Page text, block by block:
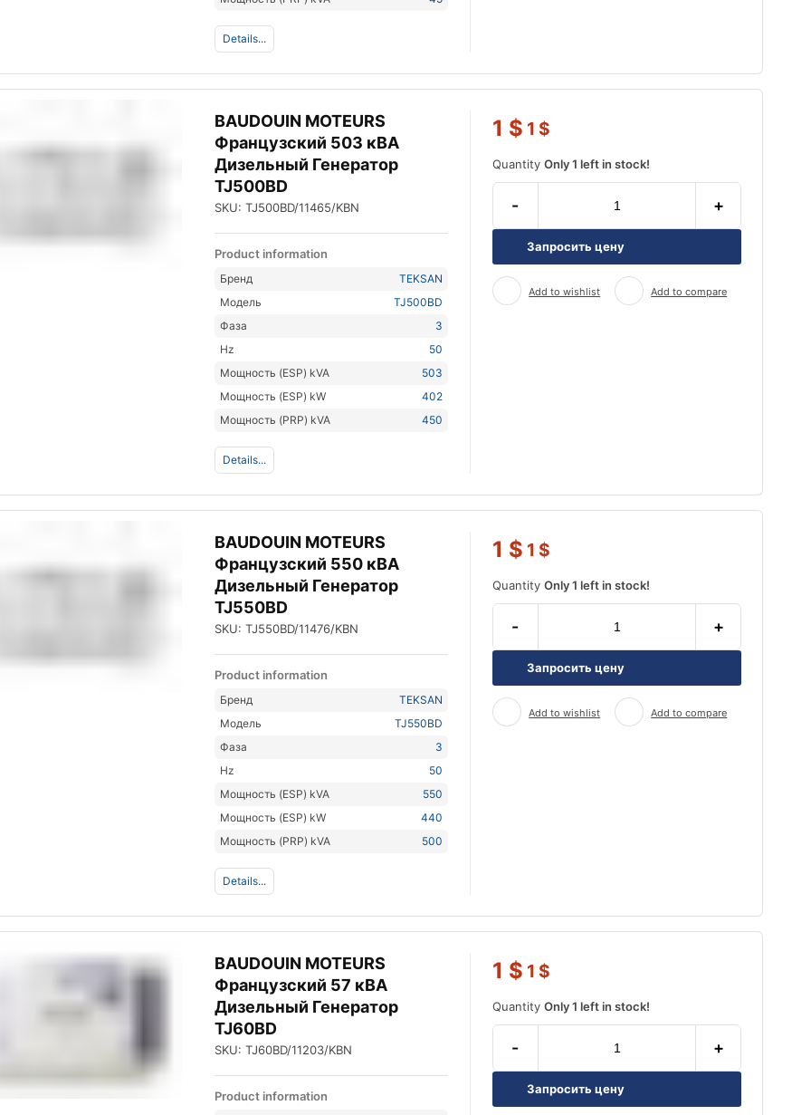
Details...
BAUDOUIN MOTEURS
Французский 503 кВА
Дизельный Генератор
TJ500BD
SKU: TJ500BD/11465/KBN
Product information
Бренд
TEKSAN
Модель
TJ500BD
Фаза
3
Hz
50
Мощность (ESP) kVA
503
Мощность (ESP) kW
402
Мощность (PRP) kVA
450
Details...
1 $ 1 $
QuantityOnly 1 left in stock!
- +
Запросить цену
Add to wishlist Add to compare
BAUDOUIN MOTEURS
Французский 550 кВА
Дизельный Генератор
TJ550BD
SKU: TJ550BD/11476/KBN
Product information
Бренд
TEKSAN
Модель
TJ550BD
Фаза
3
Hz
50
Мощность (ESP) kVA
550
Мощность (ESP) kW
440
Мощность (PRP) kVA
500
Details...
1 $ 1 $
QuantityOnly 1 left in stock!
- +
Запросить цену
Add to wishlist Add to compare
BAUDOUIN MOTEURS
Французский 57 кВА
Дизельный Генератор
TJ60BD
SKU: TJ60BD/11203/KBN
Product information
1 $ 1 $
QuantityOnly 1 left in stock!
- +
Запросить цену